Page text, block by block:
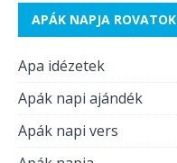
APÁK NAPJA ROVATOK
Apa idézetek
Apák napi ajándék
Apák napi vers